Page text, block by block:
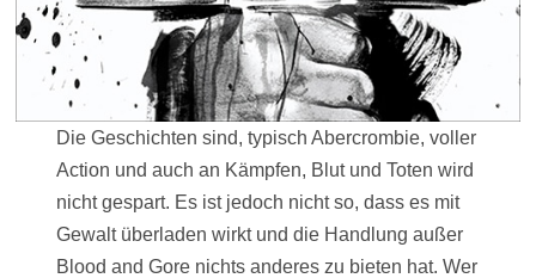
Die Geschichten sind, typisch Abercrombie, voller
Action und auch an Kämpfen, Blut und Toten wird
nicht gespart. Es ist jedoch nicht so, dass es mit
Gewalt überladen wirkt und die Handlung außer
Blood and Gore nichts anderes zu bieten hat. Wer